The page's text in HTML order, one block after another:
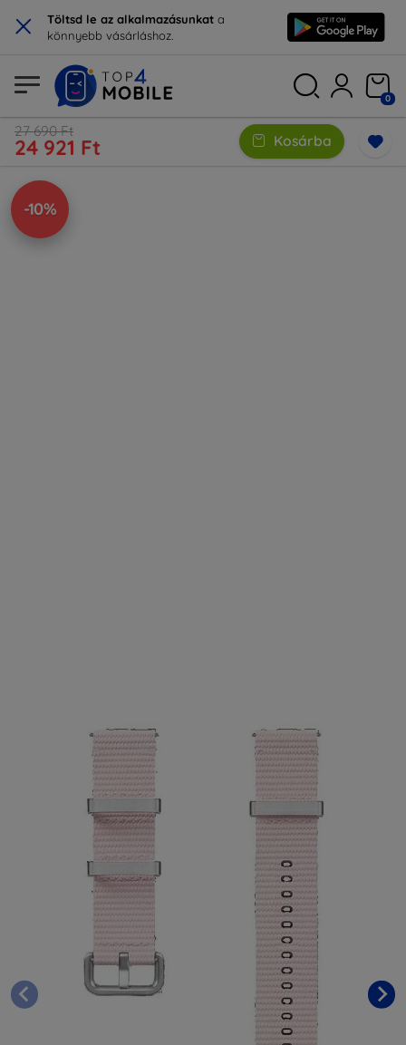
× Töltsd le az alkalmazásunkat a
könnyebb vásárláshoz.
0
27 690 Ft
24 921 Ft Kosárba
-10%